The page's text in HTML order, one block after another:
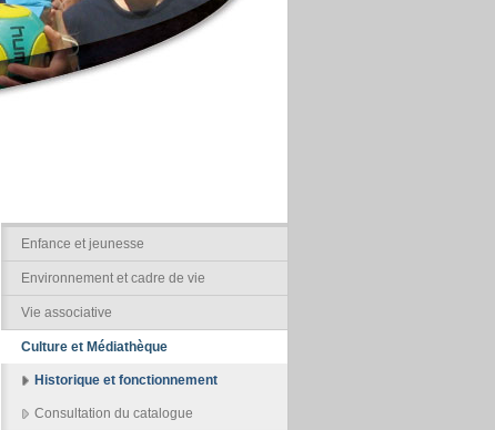
Enfance et jeunesse
Environnement et cadre de vie
Vie associative
Culture et Médiathèque
Historique et fonctionnement
Consultation du catalogue